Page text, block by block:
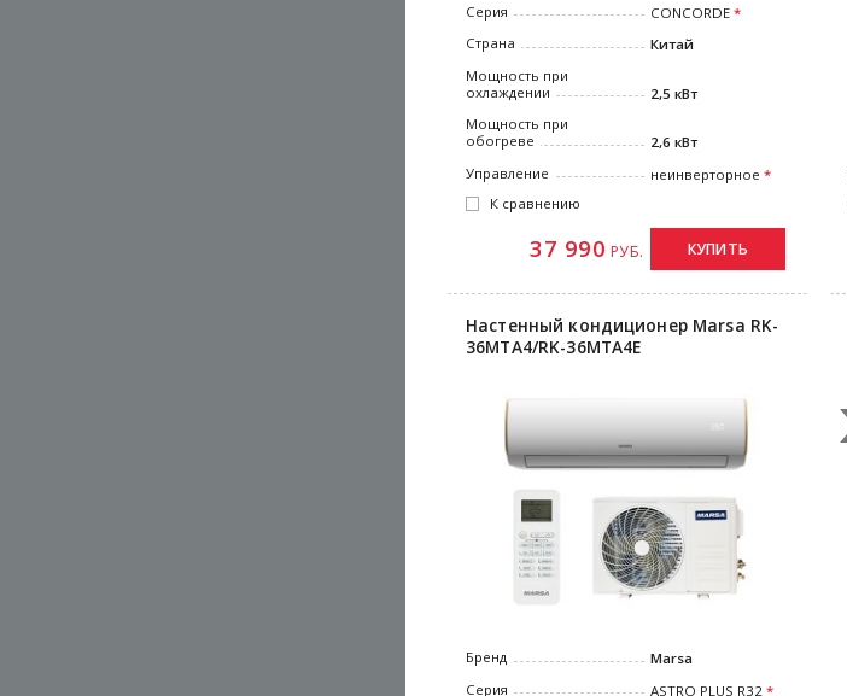
Серия
CONCORDE
Страна
Китай
Мощность при
охлаждении
2,5 кВт
Мощность при
обогреве
2,6 кВт
Управление
неинверторное
К сравнению
37 990 РУБ. КУПИТЬ
Настенный кондиционер Marsa RK-
36MTA4/RK-36MTA4E
Бренд
Marsa
Серия
ASTRO PLUS R32